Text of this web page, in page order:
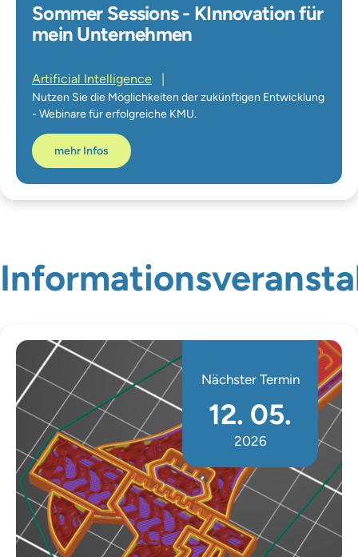
Sommer Sessions - KInnovation für
mein Unternehmen
Artificial Intelligence |
Nutzen Sie die Möglichkeiten der zukünftigen Entwicklung
- Webinare für erfolgreiche KMU.
mehr Infos
Nächster Termin
12. 05.
2026